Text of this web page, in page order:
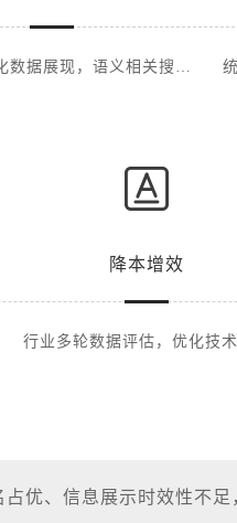
数据展现，语义相关搜索
降本增效
行业多轮数据评估，优化技
优、信息展示时效性不